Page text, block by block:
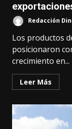
Redacción
Los productos
posicionaron
crecimiento en...
Leer Más